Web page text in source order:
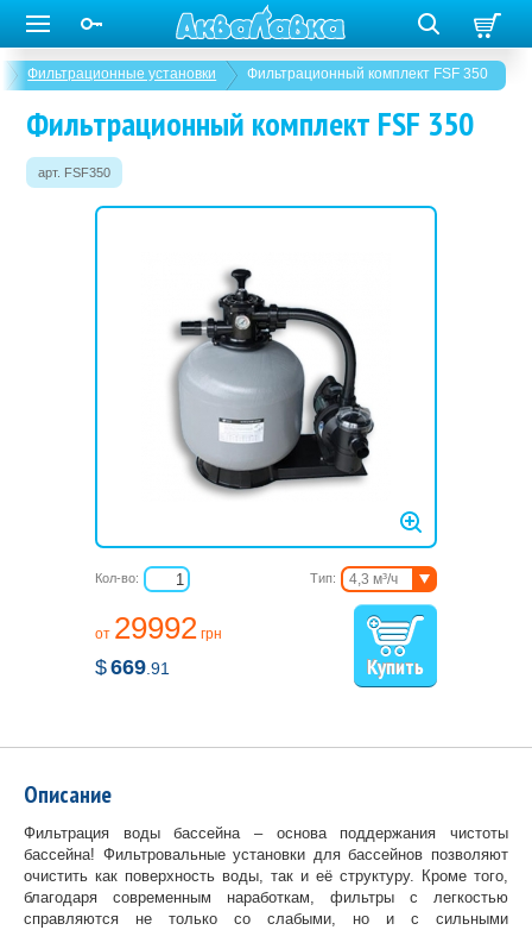
Фильтрационные установки Фильтрационный комплект FSF 350
Фильтрационный комплект FSF 350
арт. FSF350
от 29992 грн
$669 .91
Кол-во: Тип:
4,3 м³/ч
6,5 м³/ч
8,1 м³/ч
10 м³/ч
11,1 м³/ч
13 м³/ч
Описание
Фильтрация воды бассейна – основа поддержания чистоты
бассейна! Фильтровальные установки для бассейнов позволяют
очистить как поверхность воды, так и её структуру. Кроме того,
благодаря современным наработкам, фильтры с легкостью
справляются не только со слабыми, но и с сильными